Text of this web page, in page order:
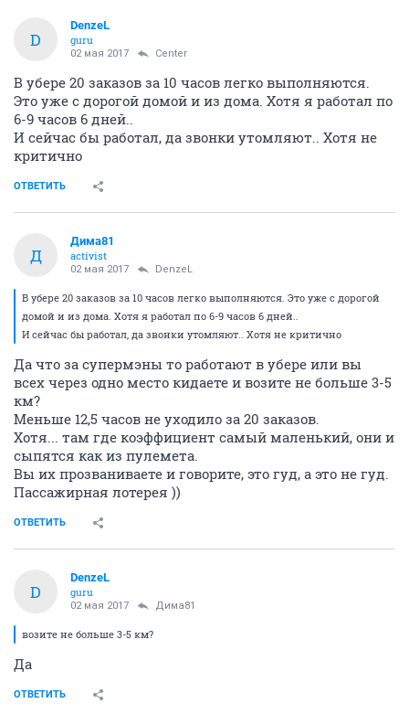
D
DenzeL
guru
02 мая 2017 Center
В убере 20 заказов за 10 часов легко выполняются.
Это уже с дорогой домой и из дома. Хотя я работал по
6-9 часов 6 дней..
И сейчас бы работал, да звонки утомляют.. Хотя не
критично
ОТВЕТИТЬ
Д
Дима81
activist
02 мая 2017 DenzeL
В убере 20 заказов за 10 часов легко выполняются. Это уже с дорогой
домой и из дома. Хотя я работал по 6-9 часов 6 дней..
И сейчас бы работал, да звонки утомляют.. Хотя не критично
Да что за супермэны то работают в убере или вы
всех через одно место кидаете и возите не больше 3-5
км?
Меньше 12,5 часов не уходило за 20 заказов.
Хотя... там где коэффициент самый маленький, они и
сыпятся как из пулемета.
Вы их прозваниваете и говорите, это гуд, а это не гуд.
Пассажирная лотерея ))
ОТВЕТИТЬ
D
DenzeL
guru
02 мая 2017 Дима81
возите не больше 3-5 км?
Да
ОТВЕТИТЬ